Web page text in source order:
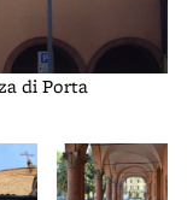
di Porta